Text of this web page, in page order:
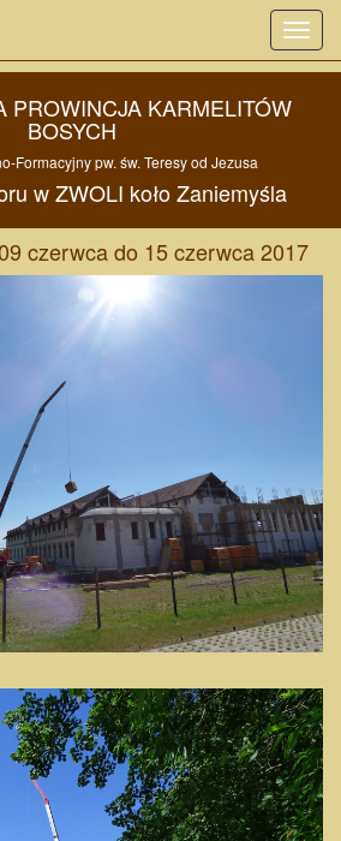
PROWINCJA KARMELITÓW
BOSYCH
Formacyjny pw. św. Teresy od Jezusa
wZWOLI kołoZaniemyśla
czerwca do 15 czerwca 2017